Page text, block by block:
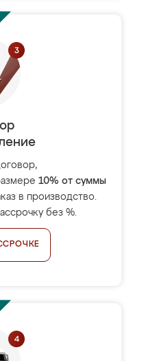
10% от суммы
в производство.
без %.